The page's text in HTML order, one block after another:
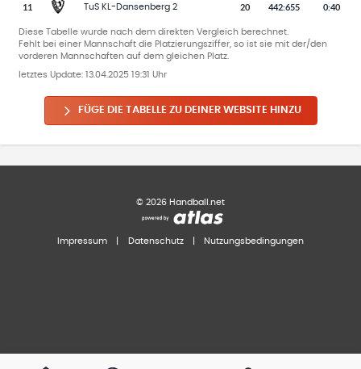
11 TuS KL-Dansenberg 2 20 442:655 0:40
Diese Tabelle wurde nach dem direkten Vergleich berechnet.
Fehlt bei einer Mannschaft die Platzierungsziffer, so ist sie mit der/den
vorderen Mannschaften auf dem gleichen Platz.
letztes Update: 13.04.2025 19:31 Uhr
FÜGE DIE TABELLE ZU DEINER WEBSITE HINZU
© 2026 Handball.net
Impressum Datenschutz Nutzungsbedingungen